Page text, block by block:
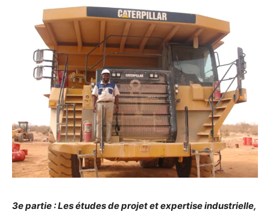
3e partie : Les études de projet et expertise industrielle,